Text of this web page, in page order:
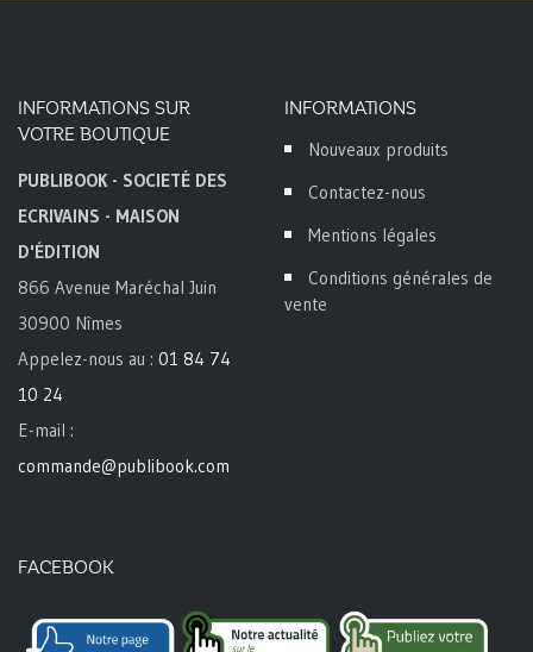
INFORMATIONS SUR
VOTRE BOUTIQUE
PUBLIBOOK - SOCIETÉ DES
ECRIVAINS - MAISON
D'ÉDITION
866 Avenue Maréchal Juin
30900 Nîmes
Appelez-nous au : 01 84 74
10 24
E-mail :
commande@publibook.com
INFORMATIONS
Nouveaux produits
Contactez-nous
Mentions légales
Conditions générales de
vente
FACEBOOK